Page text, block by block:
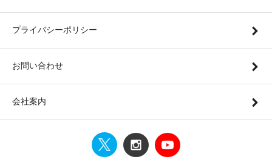
プライバシーポリシー
お問い合わせ
会社案内